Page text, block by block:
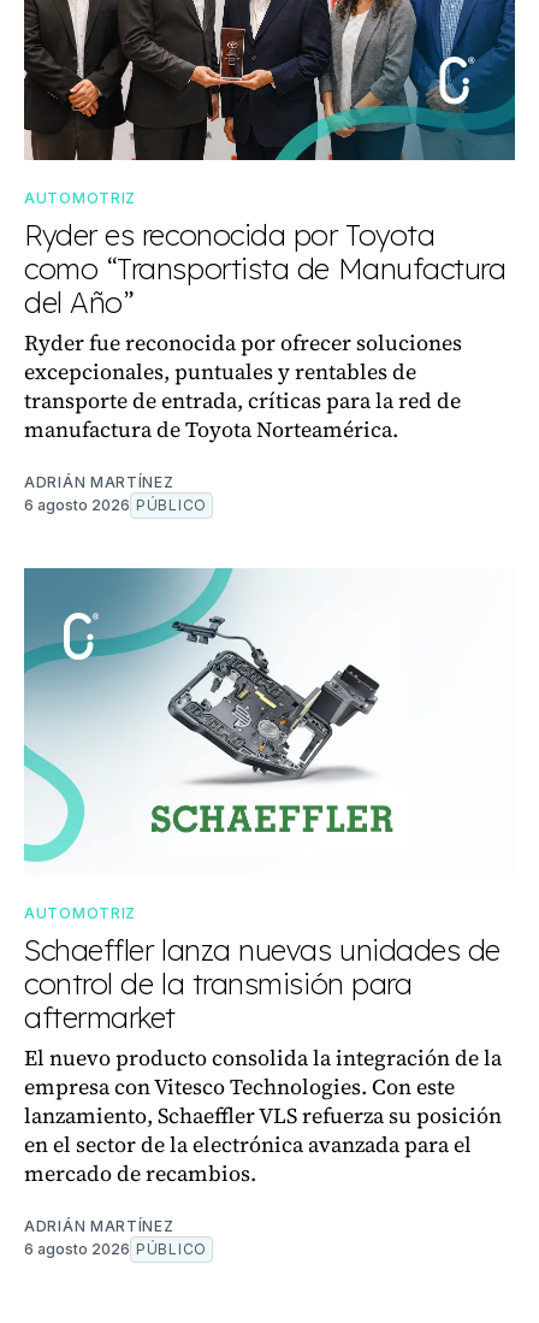
AUTOMOTRIZ
Ryder es reconocida por Toyota
como “Transportista de Manufactura
del Año”
Ryder fue reconocida por ofrecer soluciones
excepcionales, puntuales y rentables de
transporte de entrada, críticas para la red de
manufactura de Toyota Norteamérica.
ADRIÁN MARTÍNEZ
6 agosto 2026 PÚBLICO
AUTOMOTRIZ
Schaeffler lanza nuevas unidades de
control de la transmisión para
aftermarket
El nuevo producto consolida la integración de la
empresa con Vitesco Technologies. Con este
lanzamiento, Schaeffler VLS refuerza su posición
en el sector de la electrónica avanzada para el
mercado de recambios.
ADRIÁN MARTÍNEZ
6 agosto 2026 PÚBLICO